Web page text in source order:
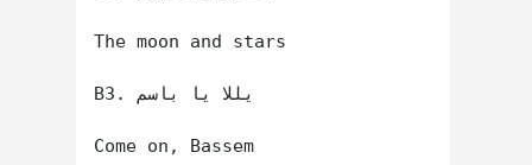
The moon and stars
B3. يللا يا باسم